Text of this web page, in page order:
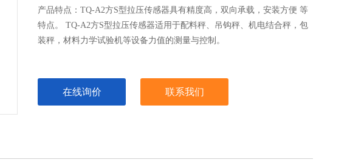
产品特点：TQ-A2方S型拉压传感器具有精度高，双向承载，安装方便 等
特点。 TQ-A2方S型拉压传感器适用于配料秤、吊钩秤、机电结合秤，包
装秤，材料力学试验机等设备力值的测量与控制。
在线询价 联系我们